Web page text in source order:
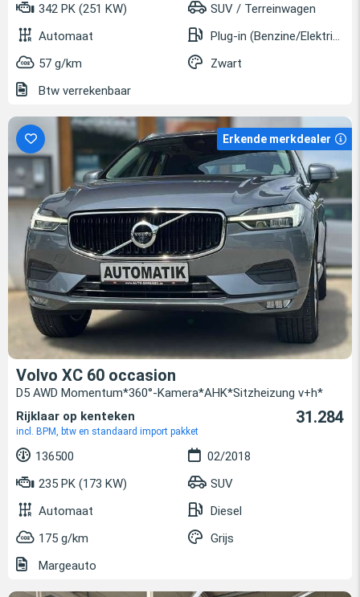
342 PK (251 KW)
SUV / Terreinwagen
Automaat
Plug-in (Benzine/Elektrisch)
57 g/km
Zwart
Btw verrekenbaar
Erkende merkdealer
Volvo XC 60 occasion
D5 AWD Momentum*360°-Kamera*AHK*Sitzheizung v+h*
Rijklaar op kenteken
incl. BPM, btw en standaard import pakket
31.284
136500
02/2018
235 PK (173 KW)
SUV
Automaat
Diesel
175 g/km
Grijs
Margeauto